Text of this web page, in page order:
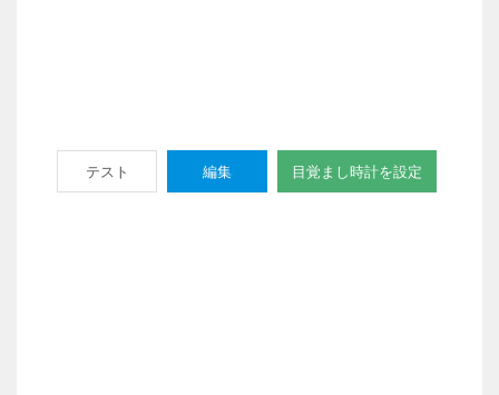
テスト 編集 目覚まし時計を設定